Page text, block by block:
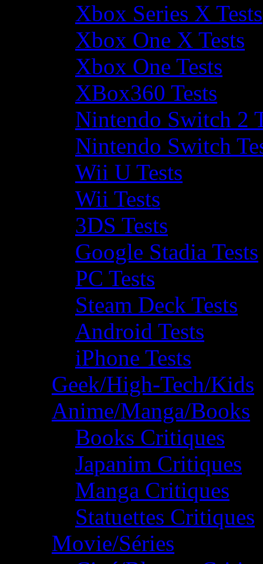
Xbox Series X Tests
Xbox One X Tests
Xbox One Tests
XBox360 Tests
Nintendo Switch 2
Nintendo Switch
Wii U Tests
Wii Tests
3DS Tests
Google Stadia Tests
PC Tests
Steam Deck Tests
Android Tests
iPhone Tests
Geek/High-Tech/Kids
Anime/Manga/Books
Books Critiques
Japanim Critiques
Manga Critiques
Statuettes Critiques
Movie/Séries